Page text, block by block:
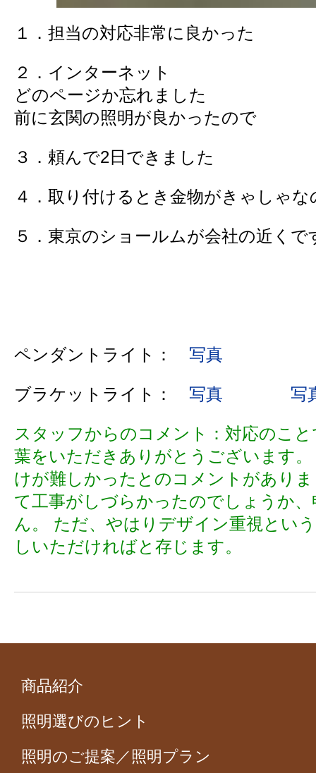
１．担当の対応非常に良かった
２．インターネット
どのページか忘れました
前に玄関の照明が良かったので
３．頼んで2日できました
４．取り付けるとき金物がきゃしゃ
５．東京のショールムが会社の近くで
ペンダントライト： 写真
ブラケットライト： 写真 写
スタッフからのコメント：対応のこ
葉をいただきありがとうございます
けが難しかったとのコメントがあり
て工事がしづらかったのでしょうか
ん。 ただ、やはりデザイン重視とい
しいただければと存じます。
商品紹介
照明選びのヒント
照明のご提案／照明プラン